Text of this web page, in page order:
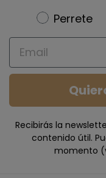
Newsletter
Perrete
Email
Recibirás la
contenido útil.
momento